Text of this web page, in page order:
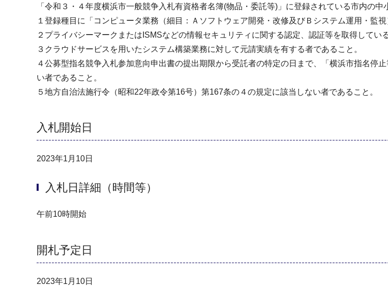
「令和３・４年度横浜市一般競争入札有資格者名簿(物品・委託等)」に登録されている市内の
１登録種目に「コンピュータ業務（細目：Ａソフトウェア開発・改修及びＢシステム運用・監
２プライバシーマークまたはISMSなどの情報セキュリティに関する認定、認証等を取得している
３クラウドサービスを用いたシステム構築業務に対して元請実績を有する者であること。
４公募型指名競争入札参加意向申出書の提出期限から受託者の特定の日まで、「横浜市指名停
い者であること。
５地方自治法施行令（昭和22年政令第16号）第167条の４の規定に該当しない者であること。
入札開始日
2023年1月10日
入札日詳細（時間等）
午前10時開始
開札予定日
2023年1月10日